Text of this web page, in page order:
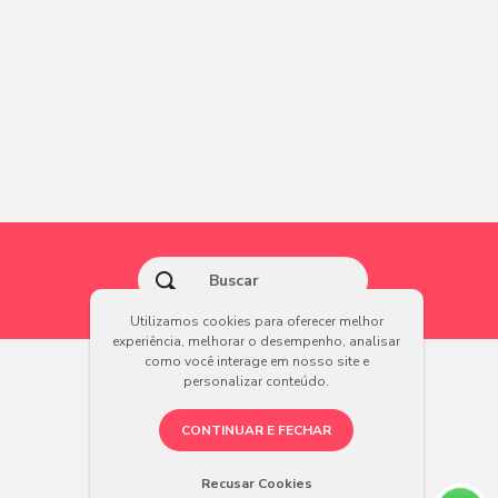
Utilizamos cookies para oferecer melhor
experiência, melhorar o desempenho, analisar
como você interage em nosso site e
personalizar conteúdo.
CONTINUAR E FECHAR
Recusar Cookies